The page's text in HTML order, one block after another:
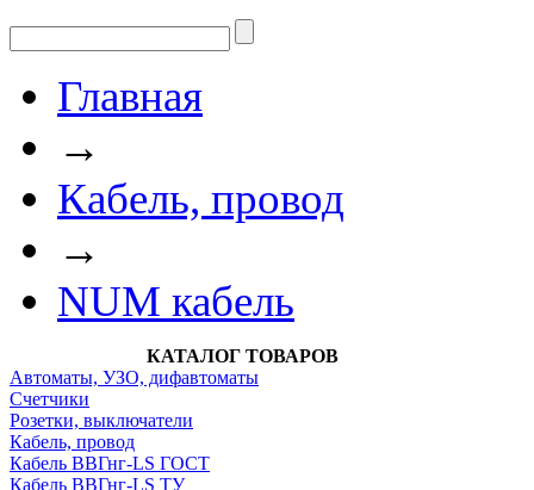
Главная
→
Кабель, провод
→
NUM кабель
КАТАЛОГ ТОВАРОВ
Автоматы, УЗО, дифавтоматы
Счетчики
Розетки, выключатели
Кабель, провод
Кабель ВВГнг-LS ГОСТ
Кабель ВВГнг-LS ТУ